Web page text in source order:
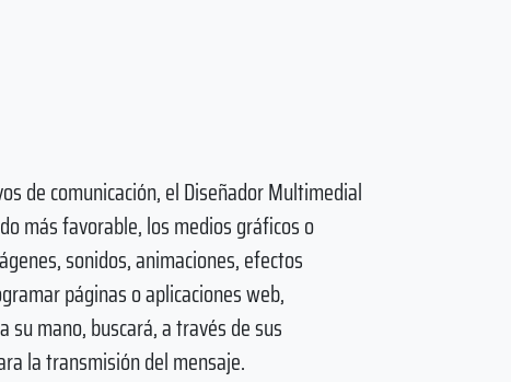
de comunicación, el Diseñador Multimedial
más favorable, los medios gráficos o
sonidos, animaciones, efectos
páginas o aplicaciones web,
mano, buscará, a través de sus
la transmisión del mensaje.